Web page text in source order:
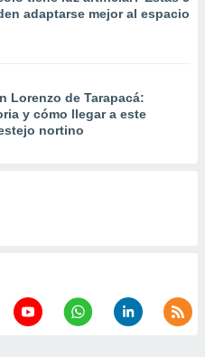
adaptarse mejor al espacio
Lorenzo de Tarapacá:
y cómo llegar a este
nortino